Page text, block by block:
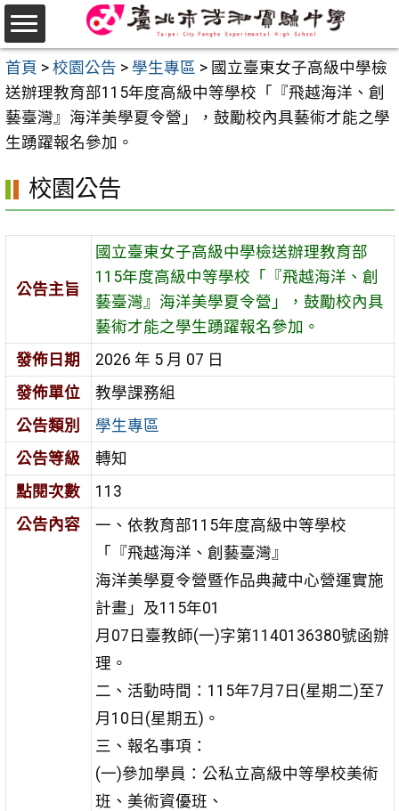
跳
至
主
要
內
容
首頁 > 校園公告 > 學生專區 > 國立臺東女子高級中學檢
送辦理教育部115年度高級中等學校「『飛越海洋、創
藝臺灣』海洋美學夏令營」，鼓勵校內具藝術才能之學
生踴躍報名參加。
校園公告
公告主旨
國立臺東女子高級中學檢送辦理教育部
115年度高級中等學校「『飛越海洋、創
藝臺灣』海洋美學夏令營」，鼓勵校內具
藝術才能之學生踴躍報名參加。
發佈日期
2026 年 5 月 07 日
發佈單位
教學課務組
公告類別
學生專區
公告等級
轉知
點閱次數
113
公告內容
一、依教育部115年度高級中等學校
「『飛越海洋、創藝臺灣』
海洋美學夏令營暨作品典藏中心營運實施
計畫」及115年01
月07日臺教師(一)字第1140136380號函辦
理。
二、活動時間：115年7月7日(星期二)至7
月10日(星期五)。
三、報名事項：
(一)參加學員：公私立高級中等學校美術
班、美術資優班、
選
單